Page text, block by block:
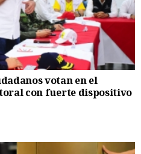
votan en el
con fuerte dispositivo